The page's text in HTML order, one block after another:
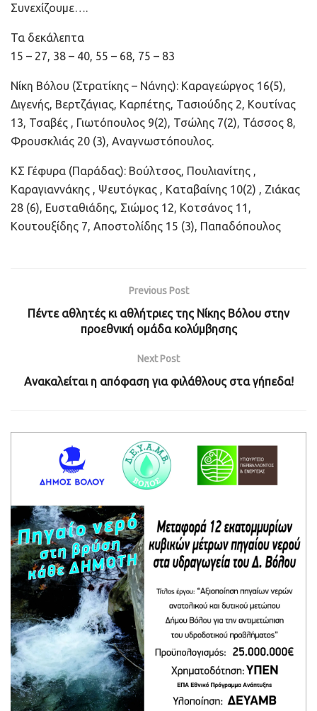
Συνεχίζουμε….
Τα δεκάλεπτα
15 – 27, 38 – 40, 55 – 68, 75 – 83
Νίκη Βόλου (Στρατίκης – Νάνης): Καραγεώργος 16(5),
Διγενής, Βερτζάγιας, Καρπέτης, Τασιούδης 2, Κουτίνας
13, Τσαβές , Γιωτόπουλος 9(2), Τσώλης 7(2), Τάσσος 8,
Φρουσκλιάς 20 (3), Αναγνωστόπουλος.
ΚΣ Γέφυρα (Παράδας): Βούλτσος, Πουλιανίτης ,
Καραγιαννάκης , Ψευτόγκας , Καταβαίνης 10(2) , Ζιάκας
28 (6), Ευσταθιάδης, Σιώμος 12, Κοτσάνος 11,
Κουτουξίδης 7, Αποστολίδης 15 (3), Παπαδόπουλος
Previous Post
Πέντε αθλητές κι αθλήτριες της Νίκης Βόλου στην
προεθνική ομάδα κολύμβησης
Next Post
Ανακαλείται η απόφαση για φιλάθλους στα γήπεδα!